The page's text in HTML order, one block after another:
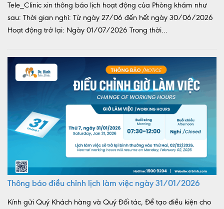
Tele_Clinic xin thông báo lịch hoạt động của Phòng khám như
sau: Thời gian nghỉ: Từ ngày 27/06 đến hết ngày 30/06/2026
Hoạt động trở lại: Ngày 01/07/2026 Trong thời...
Thông báo điều chỉnh lịch làm việc ngày 31/01/2026
Kính gửi Quý Khách hàng và Quý Đối tác, Để tạo điều kiện cho